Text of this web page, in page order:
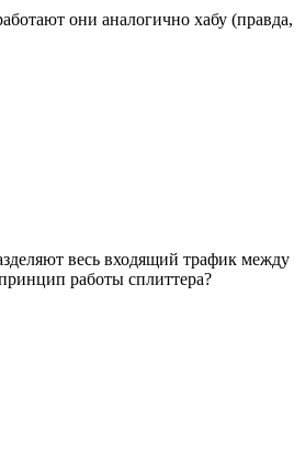
они аналогично хабу
весь входящий трафик
работы сплиттера?